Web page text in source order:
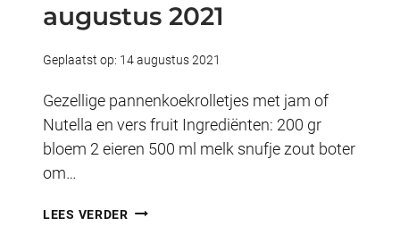
augustus 2021
Geplaatst op: 14 augustus 2021
Gezellige pannenkoekrolletjes met jam of
Nutella en vers fruit Ingrediënten: 200 gr
bloem 2 eieren 500 ml melk snufje zout boter
om…
LEES VERDERHET